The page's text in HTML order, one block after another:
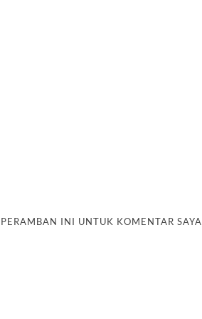
INI UNTUK KOMENTAR SAYA